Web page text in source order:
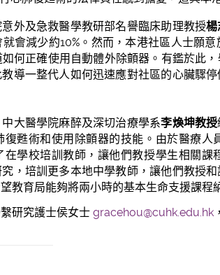
外及急救醫學教研部名譽臨床助理教授楊
會減少約10%。然而，本港社區人士願
如何正確使用自動體外除顫器。有鑑於此
導一整代人如何迅速應對社區的心臟驟
大醫學院麻醉及深切治療學系李煥坤教授
復甦術和使用除顫器的技能。由於醫療
學校培訓教師，讓他們教授學生相關課
，培訓更多本地中學教師，讓他們教授
教育局能夠將兩小時的基本生命支援課程
研究護士侯女士 gracehou@cuhk.edu.hk